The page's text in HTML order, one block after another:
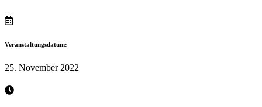
Veranstaltungsdatum:
25. November 2022